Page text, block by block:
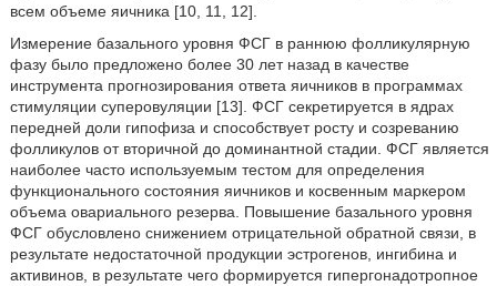
всем объеме яичника [10, 11, 12].
Измерение базального уровня ФСГ в раннюю фолликулярную
фазу было предложено более 30 лет назад в качестве
инструмента прогнозирования ответа яичников в программах
стимуляции суперовуляции [13]. ФСГ секретируется в ядрах
передней доли гипофиза и способствует росту и созреванию
фолликулов от вторичной до доминантной стадии. ФСГ является
наиболее часто используемым тестом для определения
функционального состояния яичников и косвенным маркером
объема овариального резерва. Повышение базального уровня
ФСГ обусловлено снижением отрицательной обратной связи, в
результате недостаточной продукции эстрогенов, ингибина и
активинов, в результате чего формируется гипергонадотропное